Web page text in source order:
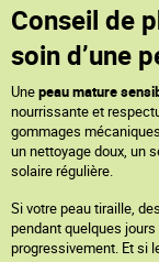
Conseil de
soin d’une
Unepeau mature
nourrissante et
gommages
un nettoyage doux, un
solaire régulière.
Si votre peau tiraille,
pendant quelques
progressivement. Et si